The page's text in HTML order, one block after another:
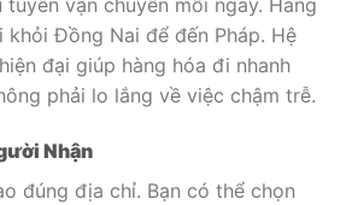
vận chuyển mỗi ngày. Hàng
khỏi Đồng Nai để đến Pháp. Hệ
đại giúp hàng hóa đi nhanh
phải lo lắng về việc chậm trễ.
Nhận
đúng địa chỉ. Bạn có thể chọn